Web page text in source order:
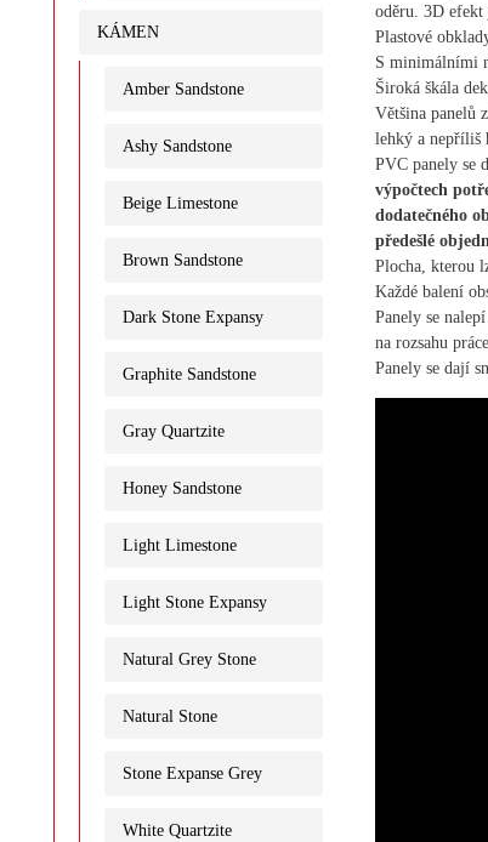
KÁMEN
Amber Sandstone
Ashy Sandstone
Beige Limestone
Brown Sandstone
Dark Stone Expansy
Graphite Sandstone
Gray Quartzite
Honey Sandstone
Light Limestone
Light Stone Expansy
Natural Grey Stone
Natural Stone
Stone Expanse Grey
White Quartzite
oděru. 3D efekt
Plastové
S minimálními
Široká škála
Většina panelů
lehký a nepříliš
PVC panely se
výpočtech
dodatečného
předešlé
Plocha, kterou
Každé balení
Panely se
na rozsahu
Panely se dají